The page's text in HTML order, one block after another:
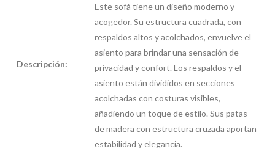
Descripción:
Este sofá tiene un diseño moderno y
acogedor. Su estructura cuadrada, con
respaldos altos y acolchados, envuelve el
asiento para brindar una sensación de
privacidad y confort. Los respaldos y el
asiento están divididos en secciones
acolchadas con costuras visibles,
añadiendo un toque de estilo. Sus patas
de madera con estructura cruzada aportan
estabilidad y elegancia.